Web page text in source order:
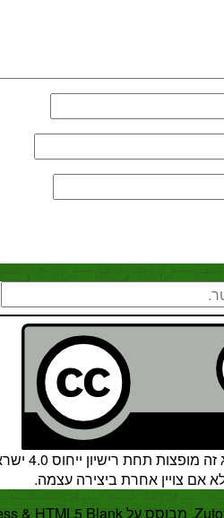
תחת
רישיון ייחוס 4.0 ישראל
אחרת ביצירה עצמה.
WordPress &HTML5 Blank
.